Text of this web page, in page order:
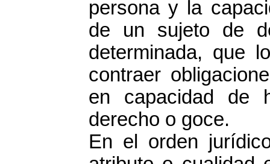
persona y la
de un sujeto de
determinada, que
contraer
en capacidad de
derecho o goce.
En el orden